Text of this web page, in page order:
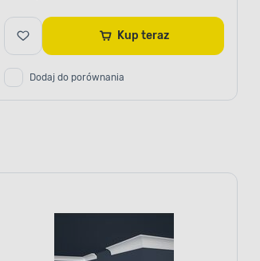
Kup teraz
Dodaj do porównania